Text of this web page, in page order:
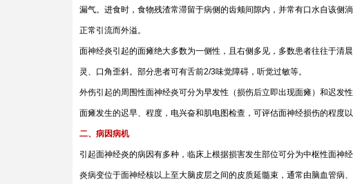
漏气。进食时，食物残渣常滞留于病侧的齿颊间隙内，并常有口水自该侧
正常引流而外溢。
面神经炎引起的面瘫绝大多数为一侧性，且右侧多见，多数患者往往于清
灵、口角歪斜。部分患者可有舌前2/3味觉障碍，听觉过敏等。
外伤引起的周围性面神经炎可分为早发性（损伤后立即出现面瘫）和迟发
面瘫发生的迟早、程度，电兴奋和肌电图检查，可评估面神经损伤的程度以
二、病因病机
引起面神经炎的病因有多种，临床上根据损害发生部位可分为中枢性面神
炎病变位于面神经核以上至大脑皮层之间的皮质延髓束，通常由脑血管病